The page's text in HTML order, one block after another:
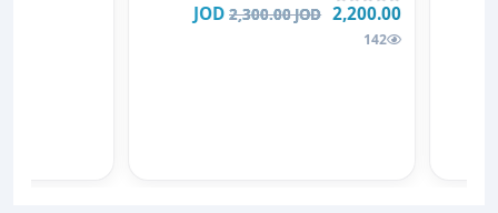
2,200.00 JOD
2,300.00 JOD
142